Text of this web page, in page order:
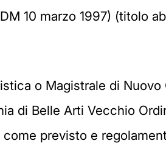
10 marzo 1997) (titolo
o Magistrale di
di Belle Arti Vecchio
previsto e